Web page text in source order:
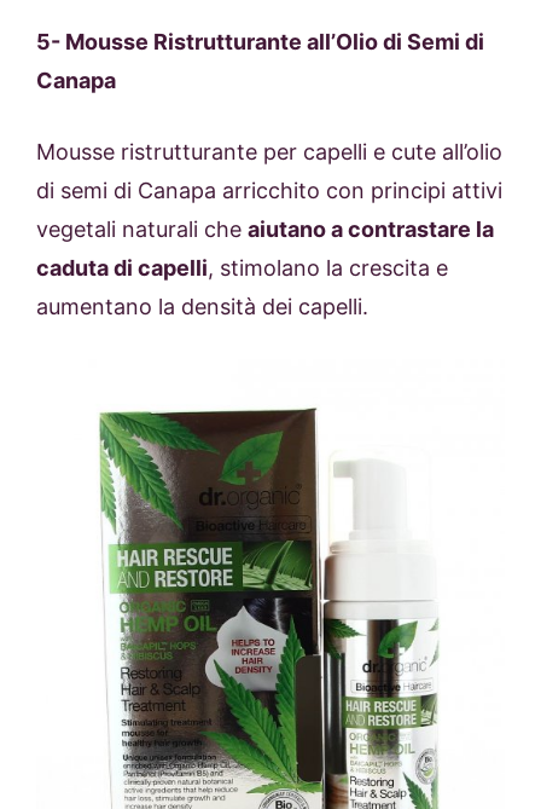
5- Mousse Ristrutturante all’Olio di Semi di
Canapa
Mousse ristrutturante per capelli e cute all’olio
di semi di Canapa arricchito con principi attivi
vegetali naturali che aiutano a contrastare la
caduta di capelli, stimolano la crescita e
aumentano la densità dei capelli.